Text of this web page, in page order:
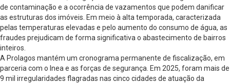
de contaminação e a ocorrência de vazamentos que podem danificar
as estruturas dos imóveis. Em meio à alta temporada, caracterizada
pelas temperaturas elevadas e pelo aumento do consumo de água, as
fraudes prejudicam de forma significativa o abastecimento de bairros
inteiros.
A Prolagos mantém um cronograma permanente de fiscalização, em
parceria com o Inea e as forças de segurança. Em 2025, foram mais de
9 mil irregularidades flagradas nas cinco cidades de atuação da